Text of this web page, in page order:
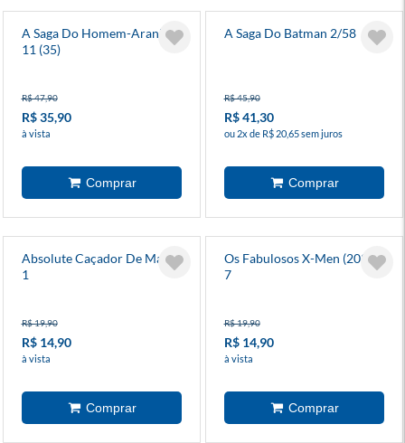
A Saga Do Homem-Aranha
11 (35)
R$ 47,90
R$ 35,90
à vista
A Saga Do Batman 2/58
R$ 45,90
R$ 41,30
ou 2x de R$ 20,65 sem juros
Absolute Caçador De Marte
1
R$ 19,90
R$ 14,90
à vista
Os Fabulosos X-Men (2025)
7
R$ 19,90
R$ 14,90
à vista